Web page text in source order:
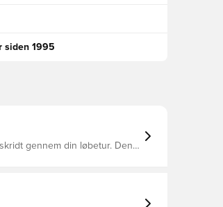
siden 1995
gennem din løbetur. Den